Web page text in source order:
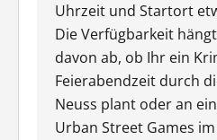
Uhrzeit und Startort
Die Verfügbarkeit
davon ab, ob Ihr ein
Feierabendzeit durch
Neuss plant oder an
Urban Street Games